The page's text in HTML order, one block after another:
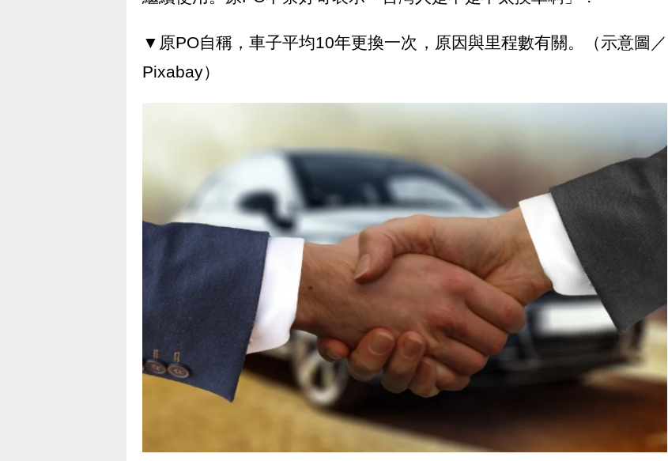
▼原PO自稱，車子平均10年更換一次，原因與里程數有關。（示意圖／
Pixabay）